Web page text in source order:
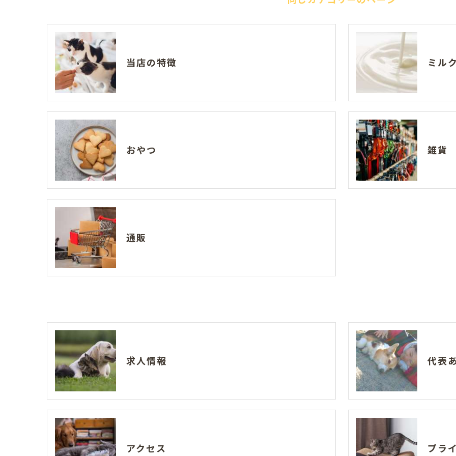
当店の特徴 ミル
おやつ 雑貨
通販
求人情報 代表
アクセス プラ